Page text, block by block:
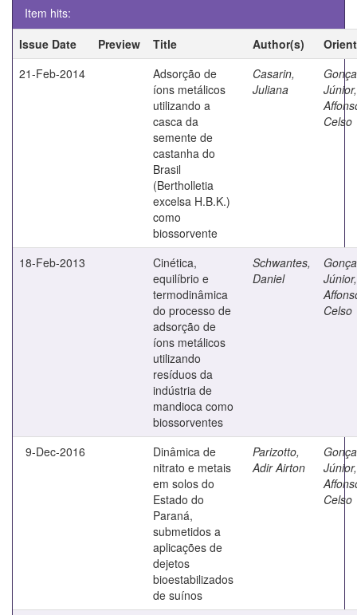
Item hits:
Issue Date
Preview Title Author(s)
21-Feb-2014
Adsorção de
íons metálicos
utilizando a
casca da
semente de
castanha do
Brasil
(Bertholletia
excelsa H.B.K.)
como
biossorvente
Casarin,
Juliana
Júnior,
Celso
18-Feb-2013
Cinética,
equilíbrio e
termodinâmica
do processo de
adsorção de
íons metálicos
utilizando
resíduos da
indústria de
mandioca como
biossorventes
Schwantes,
Daniel
Júnior,
Celso
9-Dec-2016
Dinâmica de
nitrato e metais
em solos do
Estado do
Paraná,
submetidos a
aplicações de
dejetos
bioestabilizados
de suínos
Parizotto,
Adir Airton
Júnior,
Celso